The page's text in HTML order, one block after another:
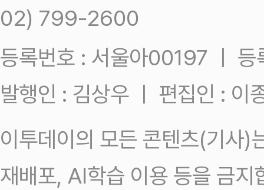
02) 799-2600
등록번호 : 서울아00197 ㅣ
발행인 : 김상우 ㅣ 편집인 : 이
이투데이의 모든 콘텐츠(기사)
재배포, AI학습 이용 등을 금지